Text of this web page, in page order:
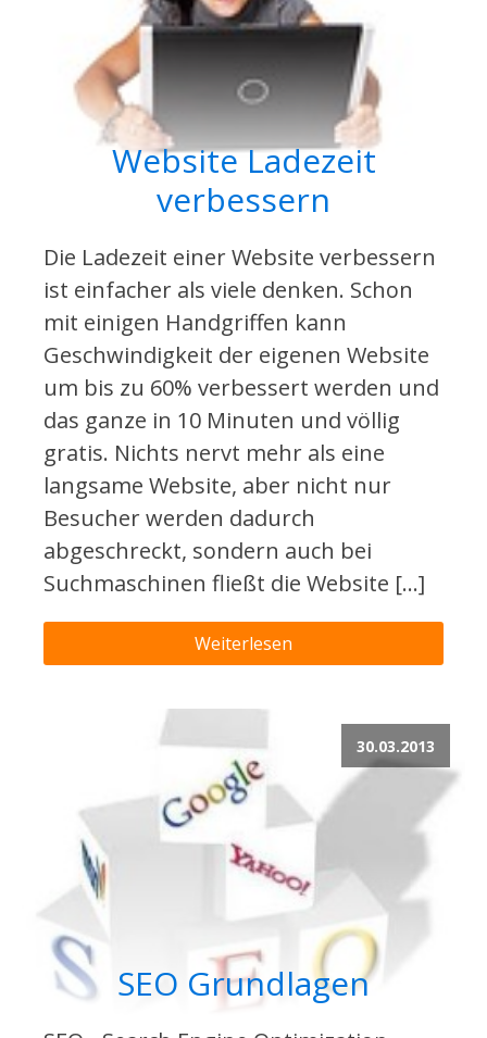
Website Ladezeit
verbessern
Die Ladezeit einer Website verbessern
ist einfacher als viele denken. Schon
mit einigen Handgriffen kann
Geschwindigkeit der eigenen Website
um bis zu 60% verbessert werden und
das ganze in 10 Minuten und völlig
gratis. Nichts nervt mehr als eine
langsame Website, aber nicht nur
Besucher werden dadurch
abgeschreckt, sondern auch bei
Suchmaschinen fließt die Website […]
Weiterlesen
30.03.2013
SEO Grundlagen